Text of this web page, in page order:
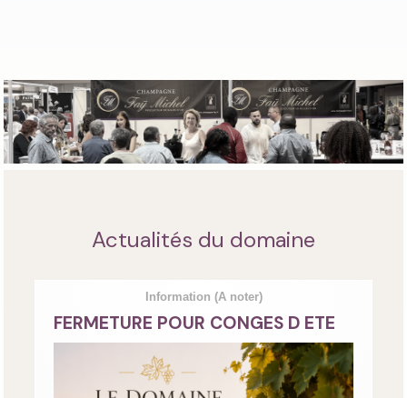
Actualités du domaine
Information (A noter)
FERMETURE POUR CONGES D ETE